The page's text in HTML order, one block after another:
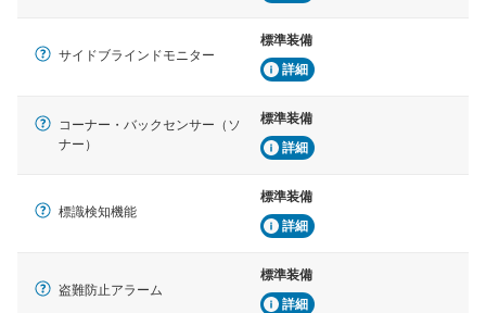
サイドブラインドモニター
標準装備
詳細
コーナー・バックセンサー（ソ
ナー）
標準装備
詳細
標識検知機能
標準装備
詳細
盗難防止アラーム
標準装備
詳細